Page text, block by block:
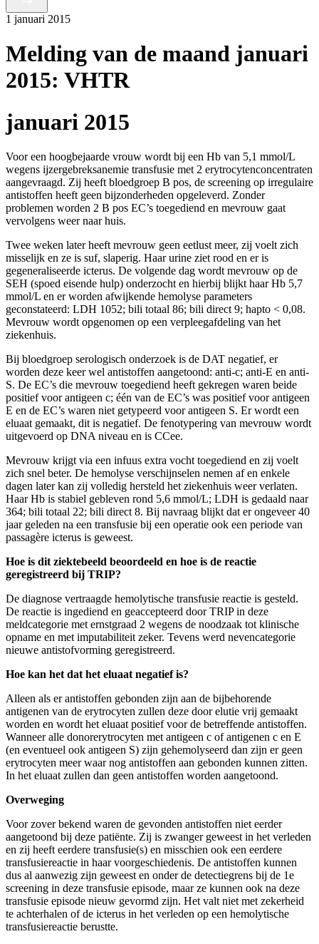
1 januari 2015
Melding van de maand januari
2015: VHTR
januari 2015
Voor een hoogbejaarde vrouw wordt bij een Hb van 5,1 mmol/L
wegens ijzergebreksanemie transfusie met 2 erytrocytenconcentraten
aangevraagd. Zij heeft bloedgroep B pos, de screening op irregulaire
antistoffen heeft geen bijzonderheden opgeleverd. Zonder
problemen worden 2 B pos EC’s toegediend en mevrouw gaat
vervolgens weer naar huis.
Twee weken later heeft mevrouw geen eetlust meer, zij voelt zich
misselijk en ze is suf, slaperig. Haar urine ziet rood en er is
gegeneraliseerde icterus. De volgende dag wordt mevrouw op de
SEH (spoed eisende hulp) onderzocht en hierbij blijkt haar Hb 5,7
mmol/L en er worden afwijkende hemolyse parameters
geconstateerd: LDH 1052; bili totaal 86; bili direct 9; hapto < 0,08.
Mevrouw wordt opgenomen op een verpleegafdeling van het
ziekenhuis.
Bij bloedgroep serologisch onderzoek is de DAT negatief, er
worden deze keer wel antistoffen aangetoond: anti-c; anti-E en anti-
S. De EC’s die mevrouw toegediend heeft gekregen waren beide
positief voor antigeen c; één van de EC’s was positief voor antigeen
E en de EC’s waren niet getypeerd voor antigeen S. Er wordt een
eluaat gemaakt, dit is negatief. De fenotypering van mevrouw wordt
uitgevoerd op DNA niveau en is CCee.
Mevrouw krijgt via een infuus extra vocht toegediend en zij voelt
zich snel beter. De hemolyse verschijnselen nemen af en enkele
dagen later kan zij volledig hersteld het ziekenhuis weer verlaten.
Haar Hb is stabiel gebleven rond 5,6 mmol/L; LDH is gedaald naar
364; bili totaal 22; bili direct 8. Bij navraag blijkt dat er ongeveer 40
jaar geleden na een transfusie bij een operatie ook een periode van
passagère icterus is geweest.
Hoe is dit ziektebeeld beoordeeld en hoe is de reactie
geregistreerd bij TRIP?
De diagnose vertraagde hemolytische transfusie reactie is gesteld.
De reactie is ingediend en geaccepteerd door TRIP in deze
meldcategorie met ernstgraad 2 wegens de noodzaak tot klinische
opname en met imputabiliteit zeker. Tevens werd nevencategorie
nieuwe antistofvorming geregistreerd.
Hoe kan het dat het eluaat negatief is?
Alleen als er antistoffen gebonden zijn aan de bijbehorende
antigenen van de erytrocyten zullen deze door elutie vrij gemaakt
worden en wordt het eluaat positief voor de betreffende antistoffen.
Wanneer alle donorerytrocyten met antigeen c of antigenen c en E
(en eventueel ook antigeen S) zijn gehemolyseerd dan zijn er geen
erytrocyten meer waar nog antistoffen aan gebonden kunnen zitten.
In het eluaat zullen dan geen antistoffen worden aangetoond.
Overweging
Voor zover bekend waren de gevonden antistoffen niet eerder
aangetoond bij deze patiënte. Zij is zwanger geweest in het verleden
en zij heeft eerdere transfusie(s) en misschien ook een eerdere
transfusiereactie in haar voorgeschiedenis. De antistoffen kunnen
dus al aanwezig zijn geweest en onder de detectiegrens bij de 1e
screening in deze transfusie episode, maar ze kunnen ook na deze
transfusie episode nieuw gevormd zijn. Het valt niet met zekerheid
te achterhalen of de icterus in het verleden op een hemolytische
transfusiereactie berustte.